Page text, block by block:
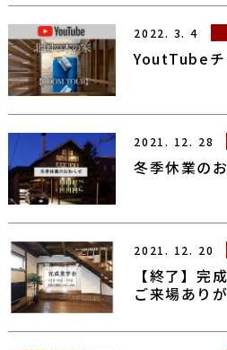
2022. 3. 4
YoutTubeチ
2021. 12. 28
冬季休業の
2021. 12. 20
【終了】
ご来場あり